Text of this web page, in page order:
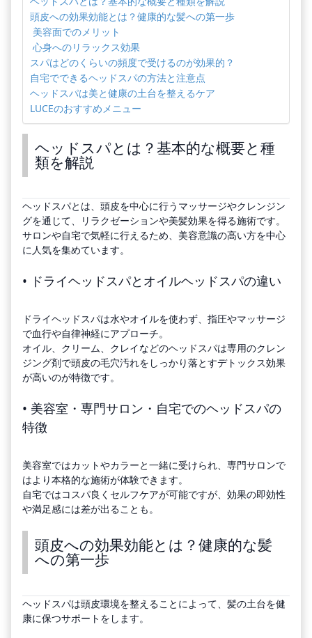
頭皮への効果効能とは？健康的な髪への第一歩
美容面でのメリット
心身へのリラックス効果
スパはどのくらいの頻度で受けるのが効果的？
自宅でできるヘッドスパの方法と注意点
ヘッドスパは美と健康の土台を整えるケア
LUCEのおすすめメニュー
ヘッドスパとは？基本的な概要と種
類を解説
ヘッドスパとは、頭皮を中心に行うマッサージやクレンジン
グを通じて、リラクゼーションや美髪効果を得る施術です。
サロンや自宅で気軽に行えるため、美容意識の高い方を中心
に人気を集めています。
• ドライヘッドスパとオイルヘッドスパの違い
ドライヘッドスパは水やオイルを使わず、指圧やマッサージ
で血行や自律神経にアプローチ。
オイル、クリーム、クレイなどのヘッドスパは専用のクレン
ジング剤で頭皮の毛穴汚れをしっかり落とすデトックス効果
が高いのが特徴です。
• 美容室・専門サロン・自宅でのヘッドスパの
特徴
美容室ではカットやカラーと一緒に受けられ、専門サロンで
はより本格的な施術が体験できます。
自宅ではコスパ良くセルフケアが可能ですが、効果の即効性
や満足感には差が出ることも。
頭皮への効果効能とは？健康的な髪
への第一歩
ヘッドスパは頭皮環境を整えることによって、髪の土台を健
康に保つサポートをします。